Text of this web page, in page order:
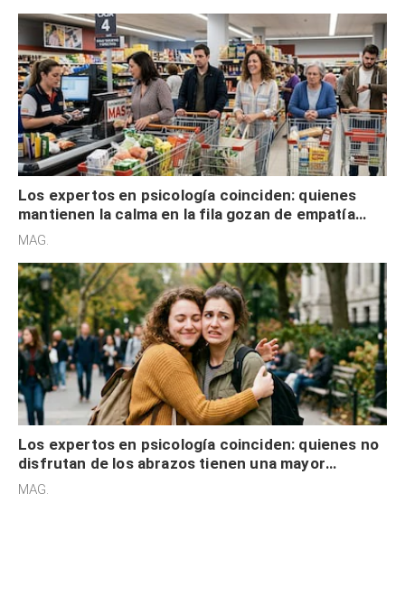
Los expertos en psicología coinciden: quienes
mantienen la calma en la fila gozan de empatía
cognitiva, gratitud y no solo tienen autocontrol
MAG.
Los expertos en psicología coinciden: quienes no
disfrutan de los abrazos tienen una mayor
sensibilidad a los estímulos físicos y no es por
MAG.